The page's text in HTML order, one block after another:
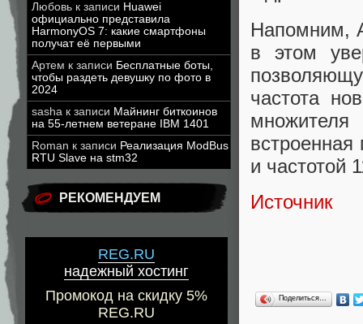
Любовь к записи Huawei
официально представила
HarmonyOS 7: какие смартфоны
получат её первыми
Артем к записи Бесплатные боты,
чтобы раздеть девушку по фото в
2024
sasha к записи Майнинг биткоинов
на 55-летнем ветеране IBM 1401
Roman к записи Реализация ModBus
RTU Slave на stm32
РЕКОМЕНДУЕМ
REG.RU
надежный хостинг
Промокод на скидку 5%
REG.RU
Напомним,
в этом
частота
и частотой
Источник
Поделиться…